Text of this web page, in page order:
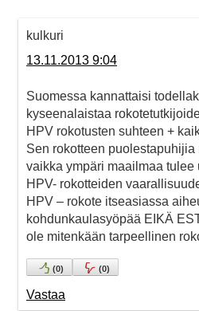
kulkuri
13.11.2013 9:04
Suomessa kannattaisi
kyseenalaistaa
HPV rokotusten suhteen +
Sen rokotteen
vaikka ympäri maailmaa tulee
HPV- rokotteiden
HPV – rokote itseasiassa
kohdunkaulasyöpää EIKÄ
ole mitenkään tarpeellinen
(0) (0)
Vastaa